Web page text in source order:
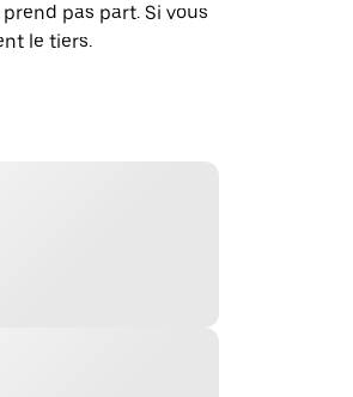
pas part. Si vous
le tiers.